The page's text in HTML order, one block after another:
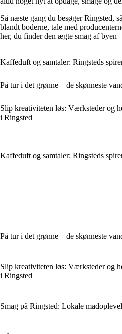
Så næste gang du besøger Ringsted,
blandt boderne, tale med
her, du finder den ægte smag af
Kaffeduft og samtaler: Ringsteds
På tur i det grønne – de skønneste
Slip kreativiteten løs: Værksteder og
i Ringsted
Kaffeduft og samtaler: Ringsteds
På tur i det grønne – de skønneste
Slip kreativiteten løs: Værksteder og
i Ringsted
Smag på Ringsted: Lokale